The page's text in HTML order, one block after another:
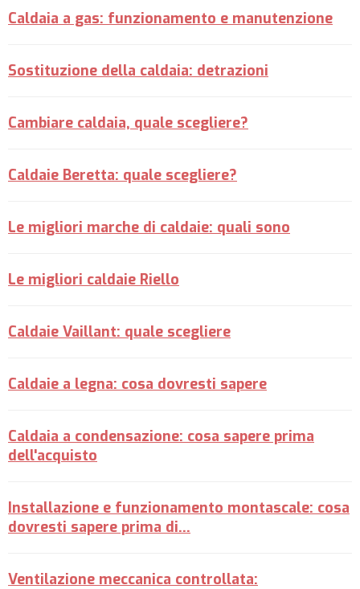
Caldaia a gas: funzionamento e manutenzione
Sostituzione della caldaia: detrazioni
Cambiare caldaia, quale scegliere?
Caldaie Beretta: quale scegliere?
Le migliori marche di caldaie: quali sono
Le migliori caldaie Riello
Caldaie Vaillant: quale scegliere
Caldaie a legna: cosa dovresti sapere
Caldaia a condensazione: cosa sapere prima
dell'acquisto
Installazione e funzionamento montascale: cosa
dovresti sapere prima di...
Ventilazione meccanica controllata: